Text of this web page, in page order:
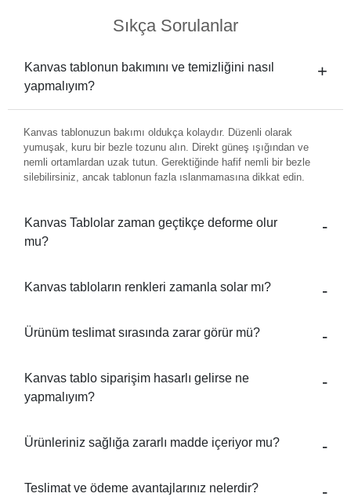
Sıkça Sorulanlar
Kanvas tablonun bakımını ve temizliğini nasıl
yapmalıyım?
Kanvas tablonuzun bakımı oldukça kolaydır. Düzenli olarak
yumuşak, kuru bir bezle tozunu alın. Direkt güneş ışığından ve
nemli ortamlardan uzak tutun. Gerektiğinde hafif nemli bir bezle
silebilirsiniz, ancak tablonun fazla ıslanmamasına dikkat edin.
Kanvas Tablolar zaman geçtikçe deforme olur
mu?
Kanvas tabloların renkleri zamanla solar mı?
Ürünüm teslimat sırasında zarar görür mü?
Kanvas tablo siparişim hasarlı gelirse ne
yapmalıyım?
Ürünleriniz sağlığa zararlı madde içeriyor mu?
Teslimat ve ödeme avantajlarınız nelerdir?